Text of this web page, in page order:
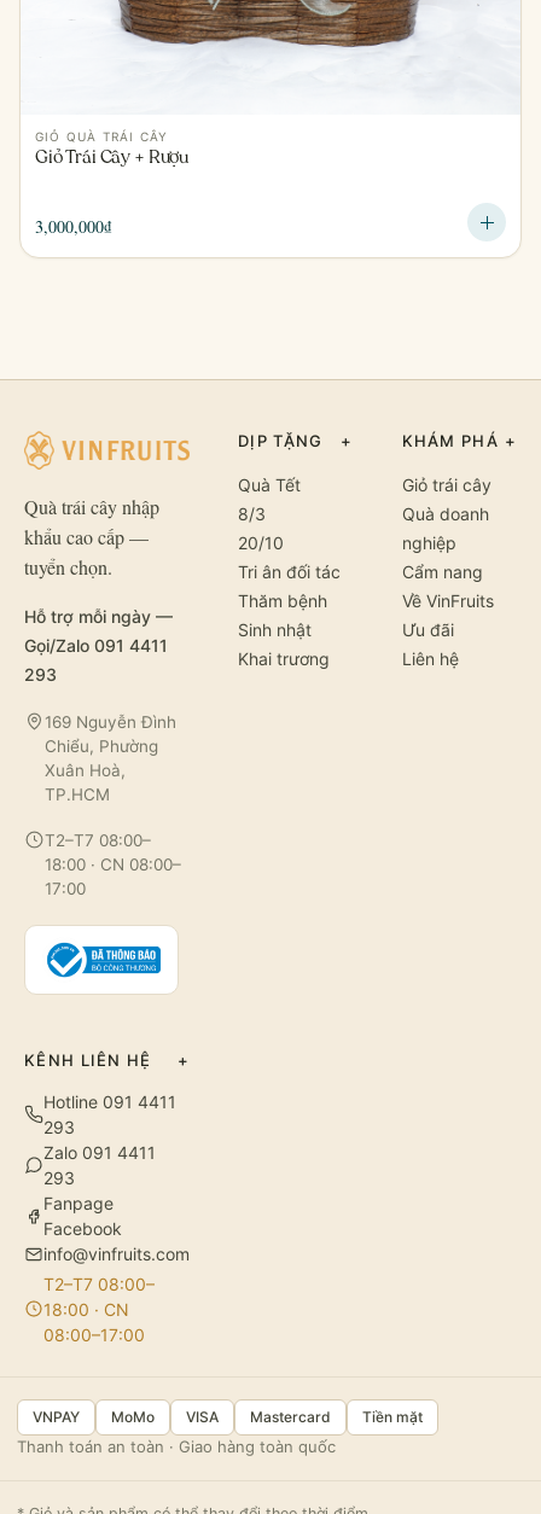
GIỎ QUÀ TRÁI CÂY
Giỏ Trái Cây + Rượu
3,000,000₫
Quà trái cây nhập
khẩu cao cấp —
tuyển chọn.
Hỗ trợ mỗi ngày —
Gọi/Zalo 091 4411
293
169 Nguyễn Đình
Chiểu, Phường
Xuân Hoà,
TP.HCM
T2–T7 08:00–
18:00 · CN 08:00–
17:00
DỊP TẶNG +
Quà Tết
8/3
20/10
Tri ân đối tác
Thăm bệnh
Sinh nhật
Khai trương
KHÁM PHÁ +
Giỏ trái cây
Quà doanh
nghiệp
Cẩm nang
Về VinFruits
Ưu đãi
Liên hệ
KÊNH LIÊN HỆ +
Hotline 091 4411
293
Zalo 091 4411
293
Fanpage
Facebook
info@vinfruits.com
T2–T7 08:00–
18:00 · CN
08:00–17:00
VNPAY MoMo VISA Mastercard Tiền mặt
Thanh toán an toàn · Giao hàng toàn quốc